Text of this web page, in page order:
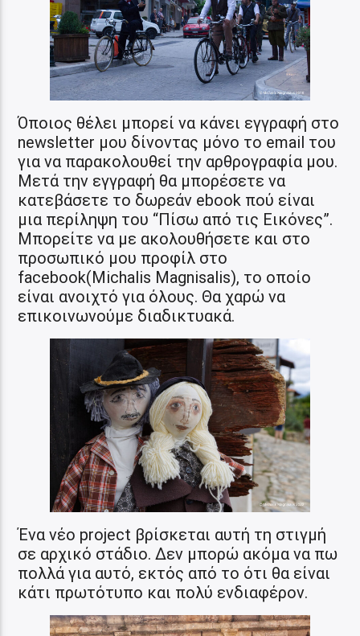
Όποιος θέλει μπορεί να κάνει εγγραφή στο
newsletter μου δίνοντας μόνο το email του
για να παρακολουθεί την αρθρογραφία μου.
Μετά την εγγραφή θα μπορέσετε να
κατεβάσετε το δωρεάν ebook πού είναι
μια περίληψη του “Πίσω από τις Εικόνες”.
Μπορείτε να με ακολουθήσετε και στο
προσωπικό μου προφίλ στο
facebook(Michalis Magnisalis), το οποίο
είναι ανοιχτό για όλους. Θα χαρώ να
επικοινωνούμε διαδικτυακά.
Ένα νέο project βρίσκεται αυτή τη στιγμή
σε αρχικό στάδιο. Δεν μπορώ ακόμα να πω
πολλά για αυτό, εκτός από το ότι θα είναι
κάτι πρωτότυπο και πολύ ενδιαφέρον.